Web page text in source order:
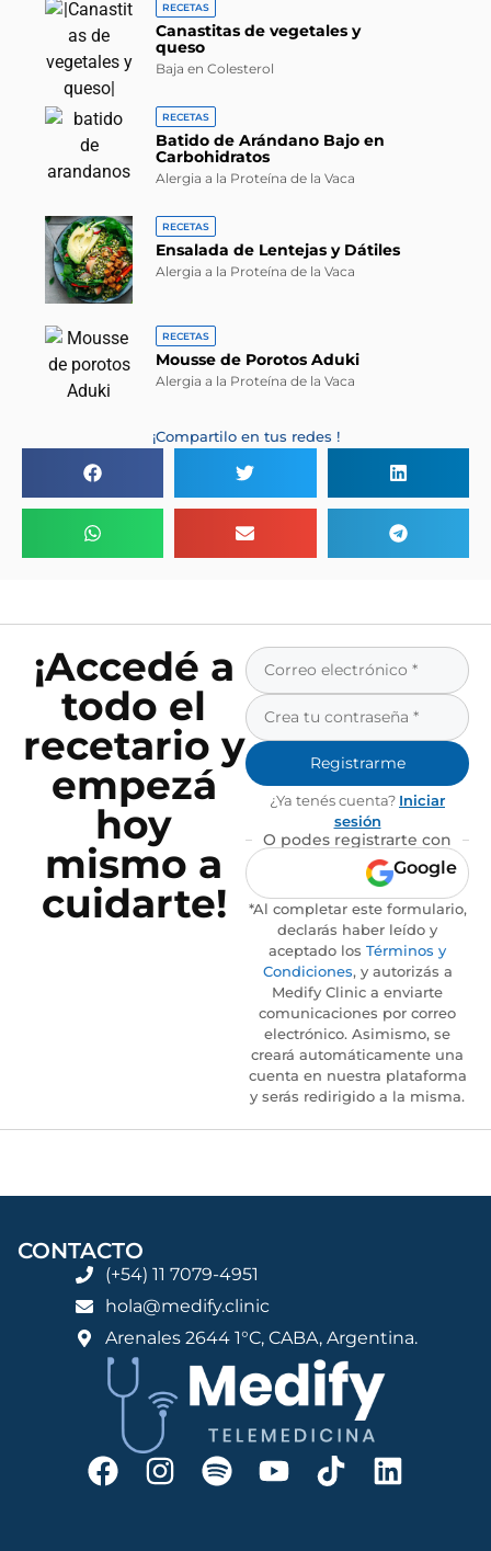
RECETAS
Canastitas de vegetales y
queso
Baja en Colesterol
RECETAS
Batido de Arándano Bajo en
Carbohidratos
Alergia a la Proteína de la Vaca
RECETAS
Ensalada de Lentejas y Dátiles
Alergia a la Proteína de la Vaca
RECETAS
Mousse de Porotos Aduki
Alergia a la Proteína de la Vaca
¡Compartilo en tus redes !
¡Accedé a
todo el
recetario y
empezá
hoy
mismo a
cuidarte!
Registrarme
¿Ya tenés cuenta? Iniciar
sesión
O podes registrarte con
Google
*Al completar este formulario,
declarás haber leído y
aceptado los Términos y
Condiciones, y autorizás a
Medify Clinic a enviarte
comunicaciones por correo
electrónico. Asimismo, se
creará automáticamente una
cuenta en nuestra plataforma
y serás redirigido a la misma.
CONTACTO
(+54) 11 7079-4951
hola@medify.clinic
Arenales 2644 1°C, CABA, Argentina.